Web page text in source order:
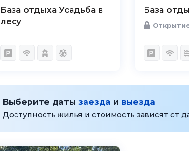
База отдыха Усадьба в
лесу
База
Выберите даты заезда и выезда
Доступность жилья и стоимость зависят от